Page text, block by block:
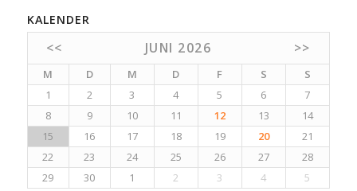
KALENDER
<< JUNI 2026 >>
M D M D F S
S
1
2 3 4 5 6
7
8
9 10 11 12 13
14
15
16 17 18 19 20
21
22
23 24 25 26 27
28
29
30 1 2 3 4 5